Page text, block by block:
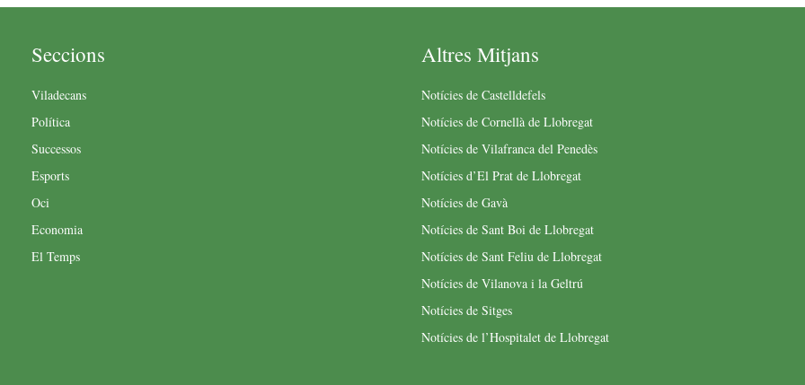
Seccions
Viladecans
Política
Successos
Esports
Oci
Economia
El Temps
Altres Mitjans
Notícies de Castelldefels
Notícies de Cornellà de Llobregat
Notícies de Vilafranca del Penedès
Notícies d’El Prat de Llobregat
Notícies de Gavà
Notícies de Sant Boi de Llobregat
Notícies de Sant Feliu de Llobregat
Notícies de Vilanova i la Geltrú
Notícies de Sitges
Notícies de l’Hospitalet de Llobregat